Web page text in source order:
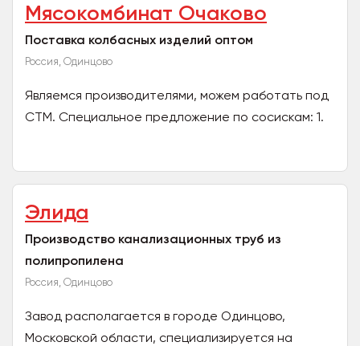
Мясокомбинат Очаково
Поставка колбасных изделий оптом
Россия, Одинцово
Являемся производителями, можем работать под
СТМ. Специальное предложение по сосискам: 1.
Элида
Производство канализационных труб из
полипропилена
Россия, Одинцово
Завод располагается в городе Одинцово,
Московской области, специализируется на